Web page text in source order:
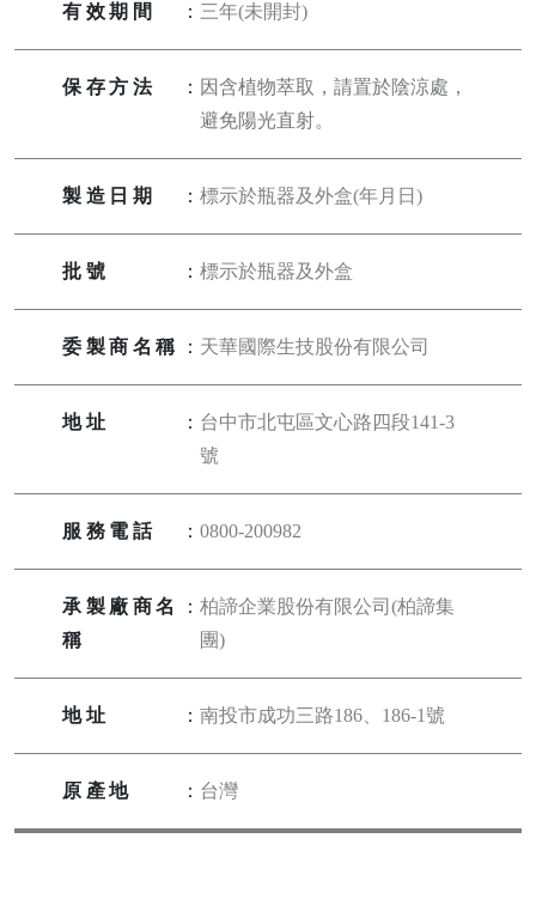
有效期間 ： 三年(未開封)
保存方法 ： 因含植物萃取，請置於陰涼處，
避免陽光直射。
製造日期 ：標示於瓶器及外盒(年月日)
批號 ：標示於瓶器及外盒
委製商名稱 ： 天華國際生技股份有限公司
地址 ： 台中市北屯區文心路四段141-3
號
服務電話 ：0800-200982
承製廠商名
稱
：柏諦企業股份有限公司(柏諦集
團)
地址 ：南投市成功三路186、186-1號
原產地 ： 台灣